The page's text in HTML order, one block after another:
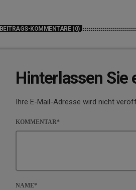
BEITRAGS-KOMMENTARE (0)
Hinterlassen Sie
Ihre E-Mail-Adresse wird nicht
KOMMENTAR*
NAME*